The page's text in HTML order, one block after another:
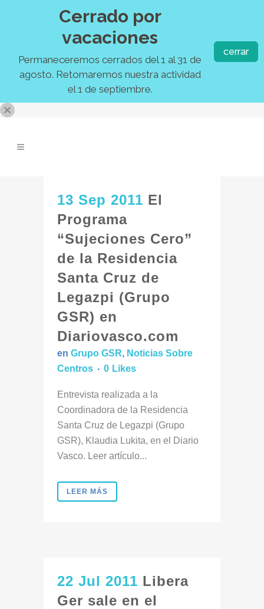
13 Sep 2011 El
Programa
“Sujeciones Cero”
de la Residencia
Santa Cruz de
Legazpi (Grupo
GSR) en
Diariovasco.com
en Grupo GSR, Noticias Sobre
Centros
0 Likes
Entrevista realizada a la
Coordinadora de la Residencia
Santa Cruz de Legazpi (Grupo
GSR), Klaudia Lukita, en el Diario
Vasco. Leer artículo...
LEER MÁS
22 Jul 2011 Libera
Ger sale en el
Cerrado por
vacaciones
Permaneceremos cerrados del 1 al 31 de
agosto. Retomaremos nuestra actividad
el 1 de septiembre.
cerrar